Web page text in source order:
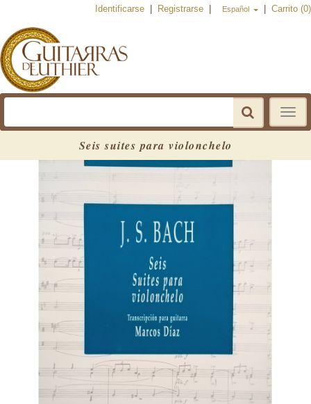
Identificarse Registrarse Español Carrito (0)
Toggle
Seis suites para violonchelo